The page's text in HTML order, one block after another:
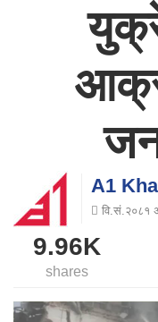
A1
वि.सं.२०८१
9.96K
shares